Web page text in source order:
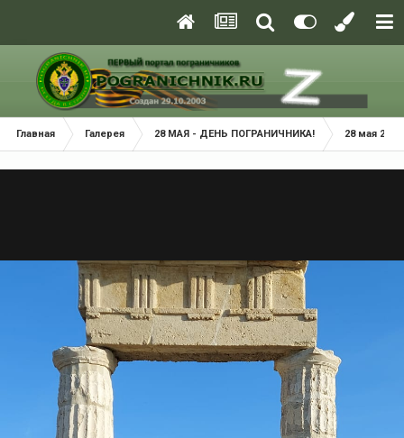
Главная Галерея 28 МАЯ - ДЕНЬ ПОГРАНИЧНИКА! 28 мая